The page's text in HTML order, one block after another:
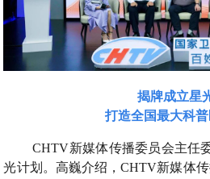
揭牌成立星
打造全国最大科
CHTV新媒体传播委员会主任
光计划。高巍介绍，CHTV新媒体